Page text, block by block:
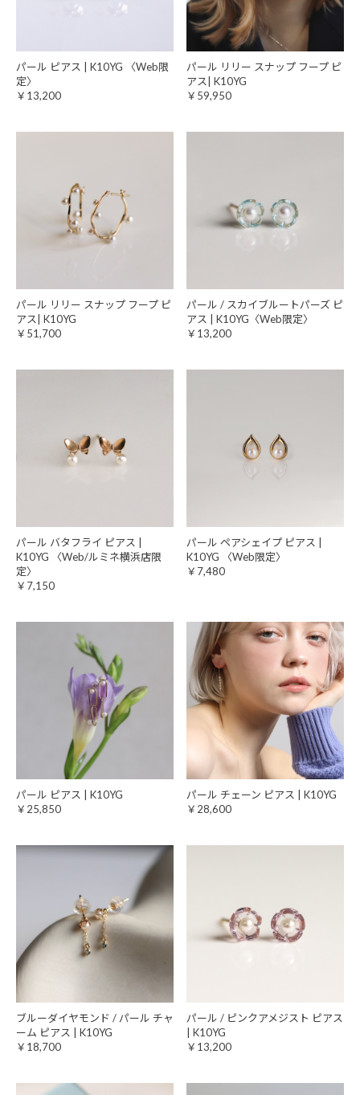
パール ピアス | K10YG 〈Web限
定〉
￥13,200
パール リリー スナップ フープ ピ
アス| K10YG
￥59,950
パール リリー スナップ フープ ピ
アス| K10YG
￥51,700
パール / スカイブルートパーズ ピ
アス | K10YG〈Web限定〉
￥13,200
パール バタフライ ピアス |
K10YG 〈Web/ルミネ横浜店限
定〉
￥7,150
パール ペアシェイプ ピアス |
K10YG 〈Web限定〉
￥7,480
パール ピアス | K10YG
￥25,850
パール チェーン ピアス | K10YG
￥28,600
ブルーダイヤモンド / パール チャ
ーム ピアス | K10YG
￥18,700
パール / ピンクアメジスト ピアス
| K10YG
￥13,200